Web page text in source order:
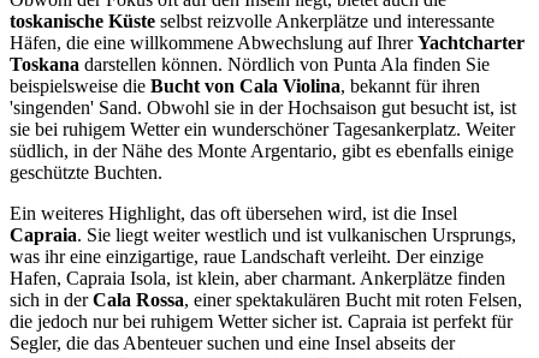
toskanische Küste selbst reizvolle Ankerplätze und interessante
Häfen, die eine willkommene Abwechslung auf IhrerYachtcharter
Toskana darstellen können. Nördlich von Punta Ala finden Sie
beispielsweise die Bucht von Cala Violina, bekannt für ihren
'singenden' Sand. Obwohl sie in der Hochsaison gut besucht ist, ist
sie bei ruhigem Wetter ein wunderschöner Tagesankerplatz. Weiter
südlich, in der Nähe des Monte Argentario, gibt es ebenfalls einige
geschützte Buchten.
Ein weiteres Highlight, das oft übersehen wird, ist die Insel
Capraia. Sie liegt weiter westlich und ist vulkanischen Ursprungs,
was ihr eine einzigartige, raue Landschaft verleiht. Der einzige
Hafen, Capraia Isola, ist klein, aber charmant. Ankerplätze finden
sich in derCala Rossa, einer spektakulären Bucht mit roten Felsen,
die jedoch nur bei ruhigem Wetter sicher ist. Capraia ist perfekt für
Segler, die das Abenteuer suchen und eine Insel abseits der